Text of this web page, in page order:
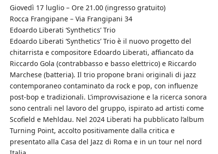
Giovedì 17 luglio – Ore 21.00 (ingresso gratuito)
Rocca Frangipane – Via Frangipani 34
Edoardo Liberati ‘Synthetics’ Trio
Edoardo Liberati ‘Synthetics’ Trio è il nuovo progetto del
chitarrista e compositore Edoardo Liberati, affiancato da
Riccardo Gola (contrabbasso e basso elettrico) e Riccardo
Marchese (batteria). Il trio propone brani originali di jazz
contemporaneo contaminato da rock e pop, con influenze
post-bop e tradizionali. L’improvvisazione e la ricerca sonora
sono centrali nel lavoro del gruppo, ispirato ad artisti come
Scofield e Mehldau. Nel 2024 Liberati ha pubblicato l’album
Turning Point, accolto positivamente dalla critica e
presentato alla Casa del Jazz di Roma e in un tour nel nord